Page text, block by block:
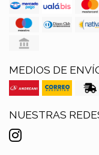
MEDIOS DE
NUESTRAS